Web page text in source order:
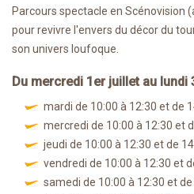
Parcours spectacle en Scénovision
pour revivre l'envers du décor du
son univers loufoque.
Du mercredi 1er juillet au lundi
mardi de 10:00 à 12:30 et de
mercredi de 10:00 à 12:30 et
jeudi de 10:00 à 12:30 et de
vendredi de 10:00 à 12:30 et
samedi de 10:00 à 12:30 et